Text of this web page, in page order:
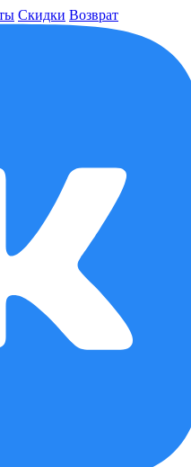
Скидки Возврат